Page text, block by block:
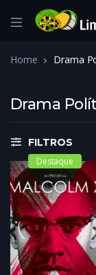
Home Drama
Drama
FILTROS
Destaque